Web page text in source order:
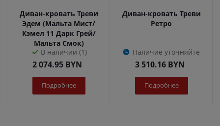
Диван-кровать Треви
Эдем (Мальта Мист/
Кэмел 11 Дарк Грей/
Мальта Смок)
В наличии (1)
2 074.95BYN
Подробнее
Диван-кровать Треви
Ретро
Наличие уточняйте
3 510.16BYN
Подробнее